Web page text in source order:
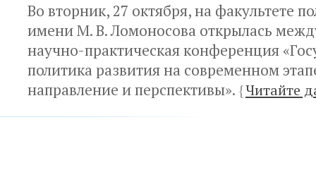
Во вторник, 27 октября, на факультете
имени М. В. Ломоносова открылась
научно-практическая конференция
политика развития на современном
направление и перспективы». {Читайте